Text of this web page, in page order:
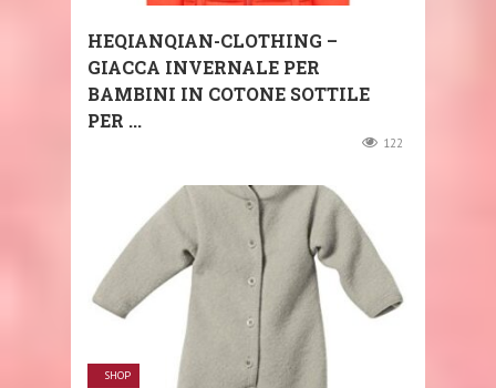
HEQIANQIAN-CLOTHING –
GIACCA INVERNALE PER
BAMBINI IN COTONE SOTTILE
PER ...
122
SHOP